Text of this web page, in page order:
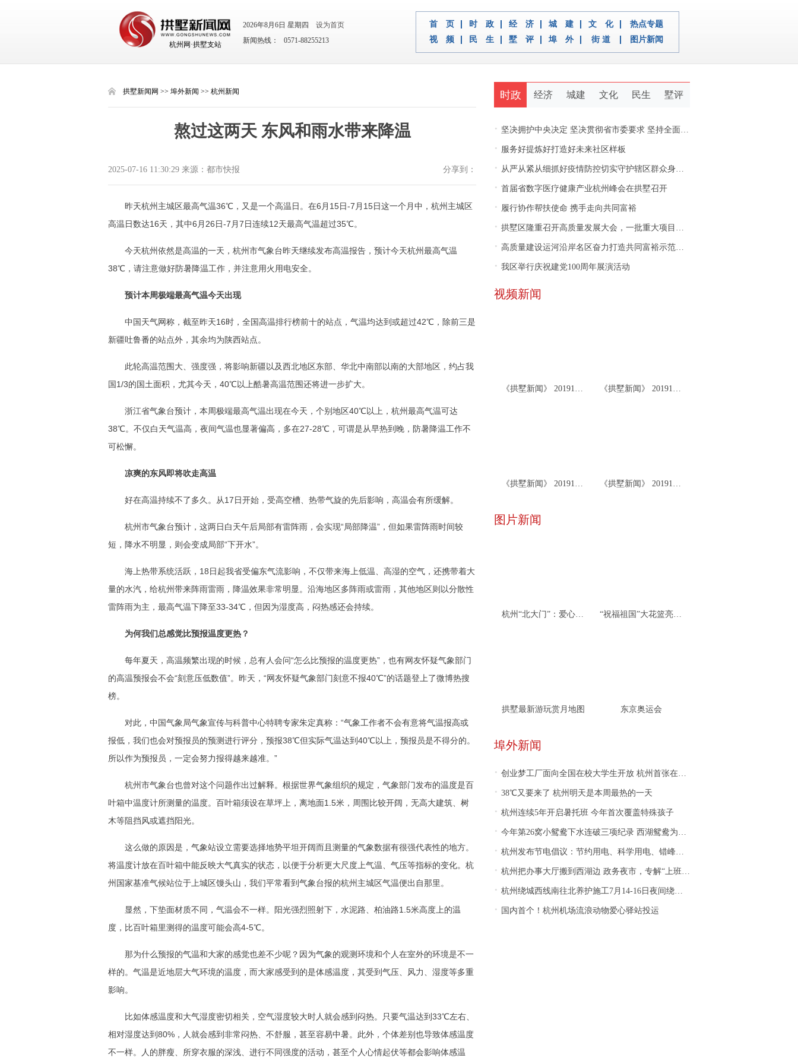
杭州网·拱墅支站
2026年8月6日 星期四
设为首页
新闻热线： 0571-88255213
首 页 时 政 经 济 城 建 文 化
热点专题
视 频
民 生 墅 评 埠 外 街 道 图片新闻
拱墅新闻网 >> 埠外新闻 >> 杭州新闻
​熬过这两天 东风和雨水带来降温
2025-07-16 11:30:29 来源：都市快报 分享到：
昨天杭州主城区最高气温36℃，又是一个高温日。在6月15日-7月15日这一个月中，杭州主城区
高温日数达16天，其中6月26日-7月7日连续12天最高气温超过35℃。
今天杭州依然是高温的一天，杭州市气象台昨天继续发布高温报告，预计今天杭州最高气温
38℃，请注意做好防暑降温工作，并注意用火用电安全。
预计本周极端最高气温今天出现
中国天气网称，截至昨天16时，全国高温排行榜前十的站点，气温均达到或超过42℃，除前三是
新疆吐鲁番的站点外，其余均为陕西站点。
此轮高温范围大、强度强，将影响新疆以及西北地区东部、华北中南部以南的大部地区，约占我
国1/3的国土面积，尤其今天，40℃以上酷暑高温范围还将进一步扩大。
浙江省气象台预计，本周极端最高气温出现在今天，个别地区40℃以上，杭州最高气温可达
38℃。不仅白天气温高，夜间气温也显著偏高，多在27-28℃，可谓是从早热到晚，防暑降温工作不
可松懈。
凉爽的东风即将吹走高温
好在高温持续不了多久。从17日开始，受高空槽、热带气旋的先后影响，高温会有所缓解。
杭州市气象台预计，这两日白天午后局部有雷阵雨，会实现“局部降温”，但如果雷阵雨时间较
短，降水不明显，则会变成局部“下开水”。
海上热带系统活跃，18日起我省受偏东气流影响，不仅带来海上低温、高湿的空气，还携带着大
量的水汽，给杭州带来阵雨雷雨，降温效果非常明显。沿海地区多阵雨或雷雨，其他地区则以分散性
雷阵雨为主，最高气温下降至33-34℃，但因为湿度高，闷热感还会持续。
为何我们总感觉比预报温度更热？
每年夏天，高温频繁出现的时候，总有人会问“怎么比预报的温度更热”，也有网友怀疑气象部门
的高温预报会不会“刻意压低数值”。昨天，“网友怀疑气象部门刻意不报40℃”的话题登上了微博热搜
榜。
对此，中国气象局气象宣传与科普中心特聘专家朱定真称：“气象工作者不会有意将气温报高或
报低，我们也会对预报员的预测进行评分，预报38℃但实际气温达到40℃以上，预报员是不得分的。
所以作为预报员，一定会努力报得越来越准。”
杭州市气象台也曾对这个问题作出过解释。根据世界气象组织的规定，气象部门发布的温度是百
叶箱中温度计所测量的温度。百叶箱须设在草坪上，离地面1.5米，周围比较开阔，无高大建筑、树
木等阻挡风或遮挡阳光。
这么做的原因是，气象站设立需要选择地势平坦开阔而且测量的气象数据有很强代表性的地方。
将温度计放在百叶箱中能反映大气真实的状态，以便于分析更大尺度上气温、气压等指标的变化。杭
州国家基准气候站位于上城区馒头山，我们平常看到气象台报的杭州主城区气温便出自那里。
显然，下垫面材质不同，气温会不一样。阳光强烈照射下，水泥路、柏油路1.5米高度上的温
度，比百叶箱里测得的温度可能会高4-5℃。
那为什么预报的气温和大家的感觉也差不少呢？因为气象的观测环境和个人在室外的环境是不一
样的。气温是近地层大气环境的温度，而大家感受到的是体感温度，其受到气压、风力、湿度等多重
影响。
比如体感温度和大气湿度密切相关，空气湿度较大时人就会感到闷热。只要气温达到33℃左右、
相对湿度达到80%，人就会感到非常闷热、不舒服，甚至容易中暑。此外，个体差别也导致体感温度
不一样。人的胖瘦、所穿衣服的深浅、进行不同强度的活动，甚至个人心情起伏等都会影响体感温
时政 经济 城建 文化 民生 墅评
· 坚决拥护中央决定 坚决贯彻省市委要求 坚持全面从严治党推动新拱墅经济社会又好又快发展
· 服务好提炼好打造好未来社区样板
· 从严从紧从细抓好疫情防控切实守护辖区群众身体健康
· 首届省数字医疗健康产业杭州峰会在拱墅召开
· 履行协作帮扶使命 携手走向共同富裕
· 拱墅区隆重召开高质量发展大会，一批重大项目开工签约
· 高质量建设运河沿岸名区奋力打造共同富裕示范区拱墅样本
· 我区举行庆祝建党100周年展演活动
视频新闻
《拱墅新闻》 20191126 《拱墅新闻》 20191122
《拱墅新闻》 20191119 《拱墅新闻》 20191115
图片新闻
杭州“北大门”：爱心接力 携手同行 “祝福祖国”大花篮亮相天安门广场
拱墅最新游玩赏月地图 东京奥运会
埠外新闻
· 创业梦工厂面向全国在校大学生开放 杭州首张在校大学生“零门槛创业通行证”颁发
· 38℃又要来了 杭州明天是本周最热的一天
· 杭州连续5年开启暑托班 今年首次覆盖特殊孩子
· 今年第26窝小鸳鸯下水连破三项纪录 西湖鸳鸯为何不惧人、不避人
· 杭州发布节电倡议：节约用电、科学用电、错峰用电
· 杭州把办事大厅搬到西湖边 政务夜市，专解“上班没空办”的愁
· 杭州绕城西线南往北养护施工7月14-16日夜间绕行攻略发布
· 国内首个！杭州机场流浪动物爱心驿站投运